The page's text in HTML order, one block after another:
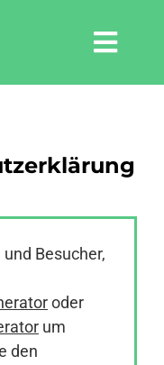
Besucher,
oder
um
den